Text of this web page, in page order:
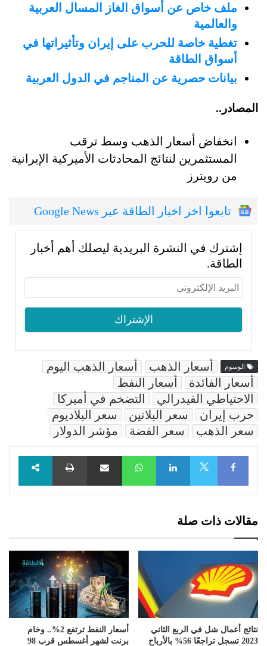
ملف خاص عن أسواق الغاز المسال العربية
والعالمية
تغطية خاصة للحرب على إيران وتأثيراتها في
أسواق الطاقة
بيانات حصرية عن المناجم في الدول العربية
المصادر..
انخفاض أسعار الذهب وسط ترقب
المستثمرين لنتائج المحادثات الأميركية الإيرانية
من رويترز
تابعوا اخر اخبار الطاقة عبر Google News
إشترك في النشرة البريدية ليصلك أهم أخبار
الطاقة.
الوسوم أسعار الذهب
أسعار الذهب اليوم
أسعار الفائدة
أسعار النفط
الاحتياطي الفيدرالي
التضخم في أميركا
حرب إيران
سعر البلاتين
سعر البلاديوم
سعر الذهب
سعر الفضة مؤشر الدولار
Facebook
LinkedIn
WhatsAppمشاركة عبر البريد طباعة
مقالات ذات صلة
نتائج أعمال شل في الربع الثاني
2023 تسجل تراجعًا 56% بالأرباح
أسعار النفط ترتفع 2%.. وخام
برنت لشهر أغسطس قرب 98